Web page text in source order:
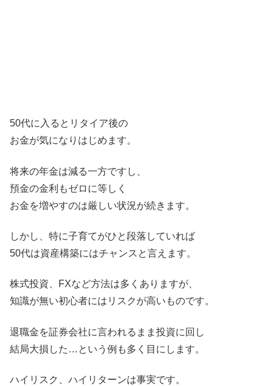
50代に入るとリタイア後の
お金が気になりはじめます。
将来の年金は減る一方ですし、
預金の金利もゼロに等しく
お金を増やすのは厳しい状況が続きます。
しかし、特に子育てがひと段落していれば
50代は資産構築にはチャンスと言えます。
株式投資、FXなど方法は多くありますが、
知識が無い初心者にはリスクが高いものです。
退職金を証券会社に言われるまま投資に回し
結局大損した…という例も多く目にします。
ハイリスク、ハイリターンは事実です。